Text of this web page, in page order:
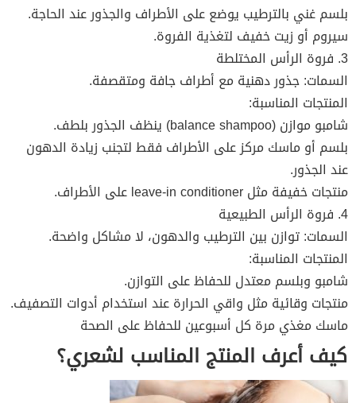
بلسم غني بالترطيب يوضع على الأطراف والجذور عند الحاجة.
سيروم أو زيت خفيف لتغذية الفروة.
3. فروة الرأس المختلطة
السمات: جذور دهنية مع أطراف جافة ومتقصفة.
المنتجات المناسبة:
شامبو موازن (balance shampoo) ينظف الجذور بلطف.
بلسم أو ماسك مركز على الأطراف فقط لتجنب زيادة الدهون
عند الجذور.
منتجات خفيفة مثل leave-in conditioner على الأطراف.
4. فروة الرأس الطبيعية
السمات: توازن بين الترطيب والدهون، لا مشاكل واضحة.
المنتجات المناسبة:
شامبو وبلسم معتدل للحفاظ على التوازن.
منتجات وقائية مثل واقي الحرارة عند استخدام أدوات التصفيف.
ماسك مغذي مرة كل أسبوعين للحفاظ على الصحة
كيف أعرف المنتج المناسب لشعري؟